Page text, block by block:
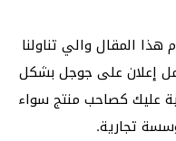
المقال والي تناولنا
إعلان على جوجل بشكل
عليك كصاحب منتج سواء
تجارية.